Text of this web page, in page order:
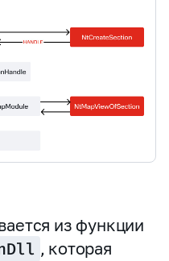
из функции
, которая